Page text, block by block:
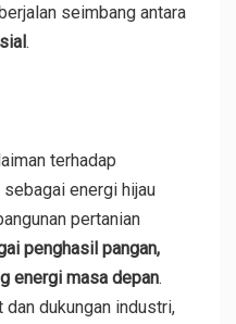
seimbang antara
.
terhadap
energi hijau
pertanian
penghasil pangan,
energi masa depan.
dan dukungan industri,